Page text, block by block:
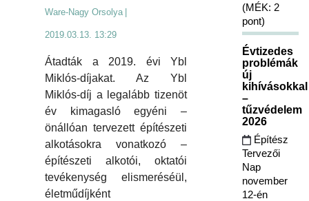
Ware-Nagy Orsolya |
2019.03.13. 13:29
Átadták a 2019. évi Ybl
Miklós-díjakat. Az Ybl
Miklós-díj a legalább tizenöt
év kimagasló egyéni –
önállóan tervezett építészeti
alkotásokra vonatkozó –
építészeti alkotói, oktatói
tevékenység elismeréséül,
életműdíjként
(MÉK: 2
pont)
Évtizedes
problémák
új
kihívásokkal
–
tűzvédelem
2026
Építész
Tervezői
Nap
november
12-én